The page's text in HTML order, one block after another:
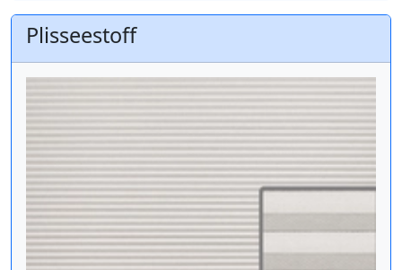
Plisseestoff